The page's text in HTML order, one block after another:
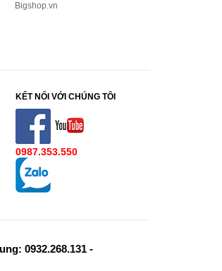
Bigshop.vn
KẾT NỐI VỚI CHÚNG TÔI
0987.353.550
0932.268.131 -